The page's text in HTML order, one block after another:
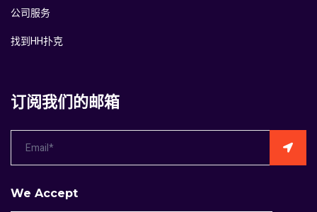
公司服务
找到HH扑克
订阅我们的邮箱
We Accept